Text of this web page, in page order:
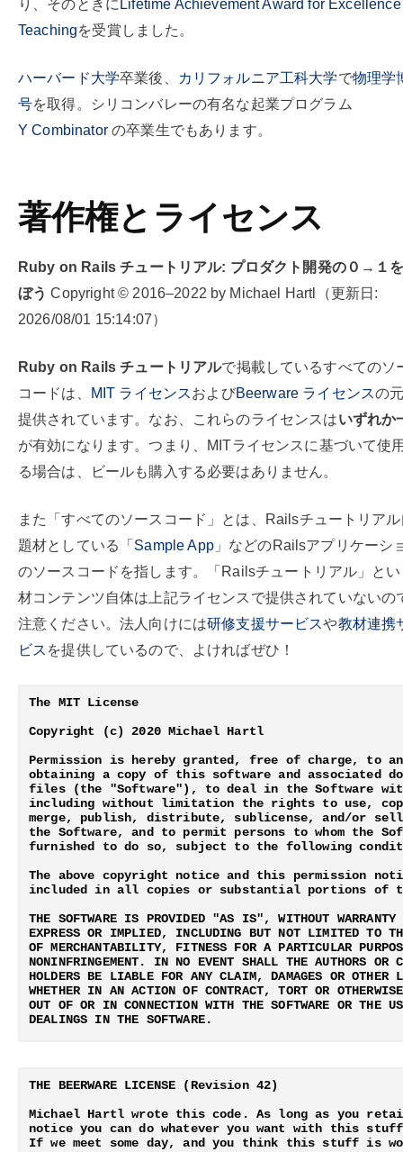
り、そのときに Lifetime Achievement Award for
Teachingを受賞しました。
ハーバード大学卒業後、 カリフォルニア工科大学で物理学
号を取得。シリコンバレーの有名な起業プログラム
Y Combinatorの卒業生でもあります。
著作権とライセンス
Ruby on Rails チュートリアル: プロダクト開発の０→１
ぼう Copyright © 2016–2022 by Michael Hartl（更新日:
2026/08/01 15:14:07）
Ruby on Rails チュートリアルで掲載しているすべてのソ
コードは、
MIT ライセンスおよびBeerware ライセンスの
提供されています。なお、これらのライセンスはいずれか
が有効になります。つまり、MITライセンスに基づいて使
る場合は、ビールも購入する必要はありません。
また「すべてのソースコード」とは、Railsチュートリア
題材としている「 Sample App」などのRailsアプリケーシ
のソースコードを指します。「Railsチュートリアル」と
材コンテンツ自体は上記ライセンスで提供されていないの
注意ください。法人向けには研修支援サービスや教材連携
ビス を提供しているので、よければぜひ！
The MIT License
Copyright (c) 2020 Michael Hartl
Permission is hereby granted, free of charge, to
obtaining a copy of this software and associated
files (the "Software"), to deal in the Software
including without limitation the rights to use,
merge, publish, distribute, sublicense, and/or
the Software, and to permit persons to whom the
furnished to do so, subject to the following
The above copyright notice and this permission
included in all copies or substantial portions of
THE SOFTWARE IS PROVIDED "AS IS", WITHOUT
EXPRESS OR IMPLIED, INCLUDING BUT NOT LIMITED TO
OF MERCHANTABILITY, FITNESS FOR A PARTICULAR
NONINFRINGEMENT. IN NO EVENT SHALL THE AUTHORS OR
HOLDERS BE LIABLE FOR ANY CLAIM, DAMAGES OR
WHETHER IN AN ACTION OF CONTRACT, TORT OR
OUT OF OR IN CONNECTION WITH THE SOFTWARE OR THE
THE BEERWARE LICENSE (Revision 42)
Michael Hartl wrote this code. As long as you
notice you can do whatever you want with this
If we meet some day, and you think this stuff is